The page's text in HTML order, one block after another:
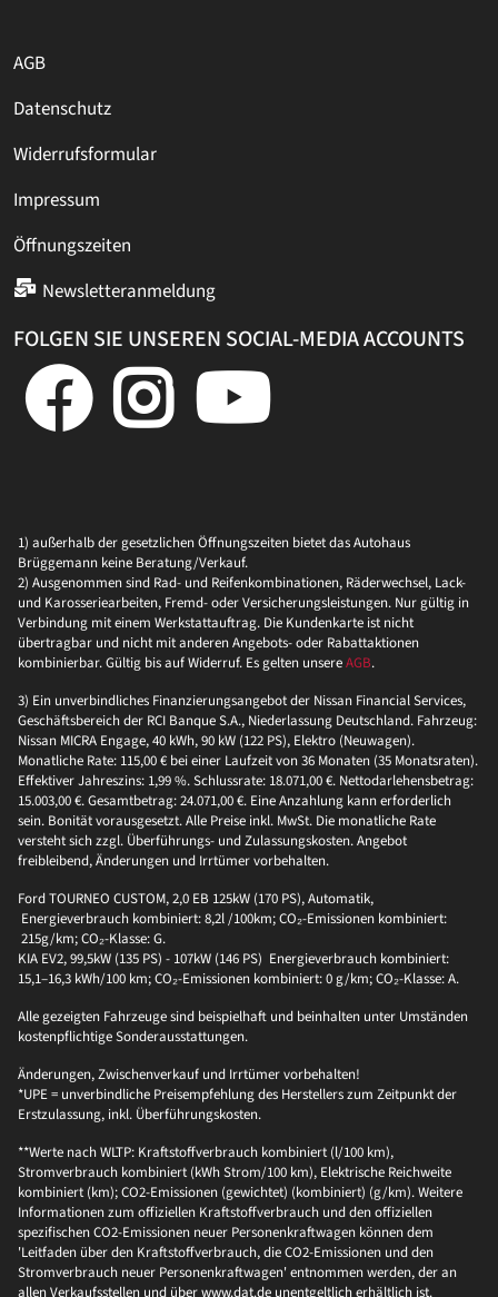
AGB
Datenschutz
Widerrufsformular
Impressum
Öffnungszeiten
Newsletteranmeldung
FOLGEN SIE UNSEREN SOCIAL-MEDIA ACCOUNTS
1) außerhalb der gesetzlichen Öffnungszeiten bietet das Autohaus
Brüggemann keine Beratung/Verkauf.
2) Ausgenommen sind Rad- und Reifenkombinationen, Räderwechsel, Lack-
und Karosseriearbeiten, Fremd- oder Versicherungsleistungen. Nur gültig in
Verbindung mit einem Werkstattauftrag. Die Kundenkarte ist nicht
übertragbar und nicht mit anderen Angebots- oder Rabattaktionen
kombinierbar. Gültig bis auf Widerruf. Es gelten unsereAGB.
3) Ein unverbindliches Finanzierungsangebot der Nissan Financial Services,
Geschäftsbereich der RCI Banque S.A., Niederlassung Deutschland. Fahrzeug:
Nissan MICRA Engage, 40 kWh, 90 kW (122 PS), Elektro (Neuwagen).
Monatliche Rate: 115,00 € bei einer Laufzeit von 36 Monaten (35 Monatsraten).
Effektiver Jahreszins: 1,99 %. Schlussrate: 18.071,00 €. Nettodarlehensbetrag:
15.003,00 €. Gesamtbetrag: 24.071,00 €. Eine Anzahlung kann erforderlich
sein. Bonität vorausgesetzt. Alle Preise inkl. MwSt. Die monatliche Rate
versteht sich zzgl. Überführungs- und Zulassungskosten. Angebot
freibleibend, Änderungen und Irrtümer vorbehalten.
Ford TOURNEO CUSTOM, 2,0 EB 125kW (170 PS), Automatik,
Energieverbrauch kombiniert: 8,2l /100km; CO₂-Emissionen kombiniert:
215g/km; CO₂-Klasse: G.
KIA EV2, 99,5kW (135 PS) - 107kW (146 PS) Energieverbrauch kombiniert:
15,1–16,3 kWh/100 km; CO₂-Emissionen kombiniert: 0 g/km; CO₂-Klasse: A.
Alle gezeigten Fahrzeuge sind beispielhaft und beinhalten unter Umständen
kostenpflichtige Sonderausstattungen.
Änderungen, Zwischenverkauf und Irrtümer vorbehalten!
*UPE = unverbindliche Preisempfehlung des Herstellers zum Zeitpunkt der
Erstzulassung, inkl. Überführungskosten.
**Werte nach WLTP: Kraftstoffverbrauch kombiniert (l/100 km),
Stromverbrauch kombiniert (kWh Strom/100 km), Elektrische Reichweite
kombiniert (km); CO2-Emissionen (gewichtet) (kombiniert) (g/km). Weitere
Informationen zum offiziellen Kraftstoffverbrauch und den offiziellen
spezifischen CO2-Emissionen neuer Personenkraftwagen können dem
'Leitfaden über den Kraftstoffverbrauch, die CO2-Emissionen und den
Stromverbrauch neuer Personenkraftwagen' entnommen werden, der an
allen Verkaufsstellen und über www.dat.de unentgeltlich erhältlich ist.